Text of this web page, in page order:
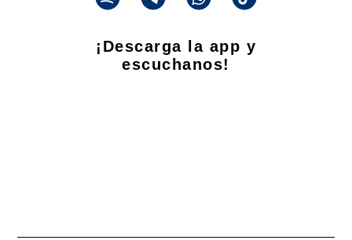
¡Descarga la app y
escuchanos!